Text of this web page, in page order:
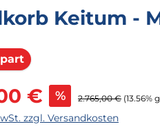
Keitum -
Rabatt
€ % Regulärer Preis:
2.765,00 € (13.56%
zzgl. Versandkosten